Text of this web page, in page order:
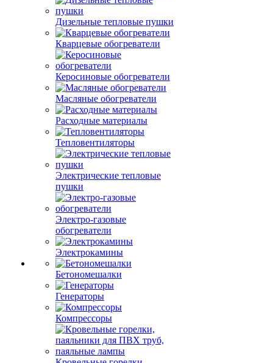
Дизельные тепловые пушки
Кварцевые обогреватели
Керосиновые обогреватели
Масляные обогреватели
Расходные материалы
Тепловентиляторы
Электрические тепловые
пушки
Электро-газовые
обогреватели
Электрокамины
Бетономешалки
Генераторы
Компрессоры